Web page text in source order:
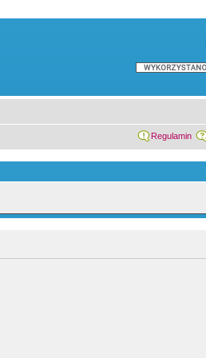
Regulamin